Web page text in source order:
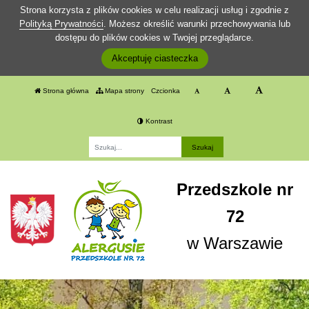
Strona korzysta z plików cookies w celu realizacji usług i zgodnie z
Polityką Prywatności. Możesz określić warunki przechowywania lub
dostępu do plików cookies w Twojej przeglądarce.
Akceptuję ciasteczka
Strona główna Mapa strony Czcionka
Kontrast
Przedszkole nr
72
w Warszawie